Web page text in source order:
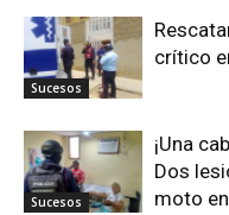
Sucesos
crítico
Sucesos
¡Una
Dos
moto